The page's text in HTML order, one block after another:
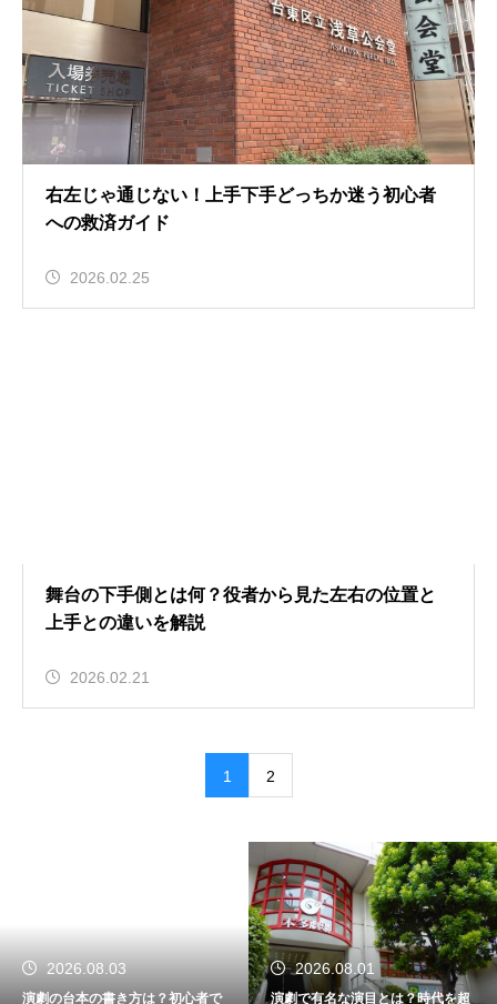
右左じゃ通じない！上手下手どっちか迷う初心者
への救済ガイド
2026.02.25
舞台の下手側とは何？役者から見た左右の位置と
上手との違いを解説
2026.02.21
1 2
2026.08.03
演劇の台本の書き方は？初心者で
2026.08.01
演劇で有名な演目とは？時代を超